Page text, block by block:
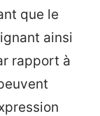
que le
ainsi
rapport à